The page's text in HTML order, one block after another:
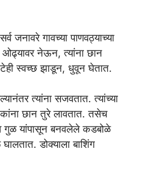
जनावरे गावच्या पाणवठ्याच्या
ओढ्यावर नेऊन, त्यांना छान
स्वच्छ झाडून, धुवून घेतात.
त्यांना सजवतात. त्यांच्या
छान तुरे लावतात. तसेच
व गुळ यांपासून बनवलेले कडबोळे
डोक्याला बाशिंग